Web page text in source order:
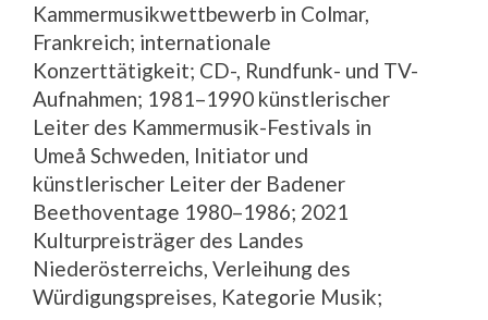
Kammermusikwettbewerb in Colmar,
Frankreich; internationale
Konzerttätigkeit; CD-, Rundfunk- und TV-
Aufnahmen; 1981–1990 künstlerischer
Leiter des Kammermusik-Festivals in
Umeå Schweden, Initiator und
künstlerischer Leiter der Badener
Beethoventage 1980–1986; 2021
Kulturpreisträger des Landes
Niederösterreichs, Verleihung des
Würdigungspreises, Kategorie Musik;